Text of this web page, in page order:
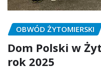
OBWÓD ŻYTOMIERSKI
Dom Polski w
rok 2025